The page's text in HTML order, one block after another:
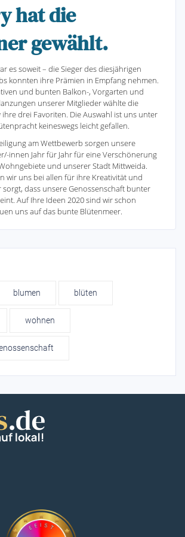
hat die
gewählt.
es soweit – die Sieger des diesjährigen
konnten ihre Prämien in Empfang nehmen.
und bunten Balkon-, Vorgarten und
unserer Mitglieder wählte die
ihre drei Favoriten. Die Auswahl ist uns unter
keineswegs leicht gefallen.
am Wettbewerb sorgen unsere
innen Jahr für Jahr für eine Verschönerung
und unserer Stadt Mittweida.
wir uns bei allen für ihre Kreativität und
dass unsere Genossenschaft bunter
Auf Ihre Ideen 2020 sind wir schon
uns auf das bunte Blütenmeer.
blumen blüten
wohnen